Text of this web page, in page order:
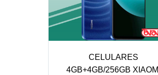
CELULARES
4GB+4GB/256GB XIAOMI